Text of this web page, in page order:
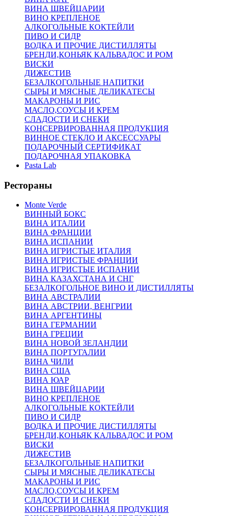
ВИНА ШВЕЙЦАРИИ
ВИНО КРЕПЛЕНОЕ
АЛКОГОЛЬНЫЕ КОКТЕЙЛИ
ПИВО И СИДР
ВОДКА И ПРОЧИЕ ДИСТИЛЛЯТЫ
БРЕНДИ,КОНЬЯК КАЛЬВАДОС И РОМ
ВИСКИ
ДИЖЕСТИВ
БЕЗАЛКОГОЛЬНЫЕ НАПИТКИ
СЫРЫ И МЯСНЫЕ ДЕЛИКАТЕСЫ
МАКАРОНЫ И РИС
МАСЛО,СОУСЫ И КРЕМ
СЛАДОСТИ И СНЕКИ
КОНСЕРВИРОВАННАЯ ПРОДУКЦИЯ
ВИННОЕ СТЕКЛО И АКСЕССУАРЫ
ПОДАРОЧНЫЙ СЕРТИФИКАТ
ПОДАРОЧНАЯ УПАКОВКА
Pasta Lab
Рестораны
Monte Verde
ВИННЫЙ БОКС
ВИНА ИТАЛИИ
ВИНА ФРАНЦИИ
ВИНА ИСПАНИИ
ВИНА ИГРИСТЫЕ ИТАЛИЯ
ВИНА ИГРИСТЫЕ ФРАНЦИИ
ВИНА ИГРИСТЫЕ ИСПАНИИ
ВИНА КАЗАХСТАНА И СНГ
БЕЗАЛКОГОЛЬНОЕ ВИНО И ДИСТИЛЛЯТЫ
ВИНА АВСТРАЛИИ
ВИНА АВСТРИИ, ВЕНГРИИ
ВИНА АРГЕНТИНЫ
ВИНА ГЕРМАНИИ
ВИНА ГРЕЦИИ
ВИНА НОВОЙ ЗЕЛАНДИИ
ВИНА ПОРТУГАЛИИ
ВИНА ЧИЛИ
ВИНА США
ВИНА ЮАР
ВИНА ШВЕЙЦАРИИ
ВИНО КРЕПЛЕНОЕ
АЛКОГОЛЬНЫЕ КОКТЕЙЛИ
ПИВО И СИДР
ВОДКА И ПРОЧИЕ ДИСТИЛЛЯТЫ
БРЕНДИ,КОНЬЯК КАЛЬВАДОС И РОМ
ВИСКИ
ДИЖЕСТИВ
БЕЗАЛКОГОЛЬНЫЕ НАПИТКИ
СЫРЫ И МЯСНЫЕ ДЕЛИКАТЕСЫ
МАКАРОНЫ И РИС
МАСЛО,СОУСЫ И КРЕМ
СЛАДОСТИ И СНЕКИ
КОНСЕРВИРОВАННАЯ ПРОДУКЦИЯ